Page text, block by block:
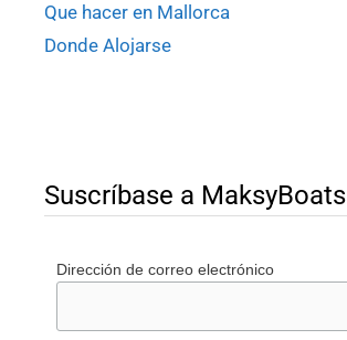
Que hacer en Mallorca
Donde Alojarse
Suscríbase a MaksyBoats
Dirección de correo electrónico